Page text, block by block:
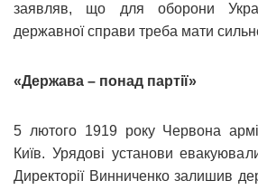
заявляв, що для оборони
державної справи треба мати
«Держава – понад партії»
5 лютого 1919 року Червона
Київ. Урядові установи
Директорії Винниченко залишив